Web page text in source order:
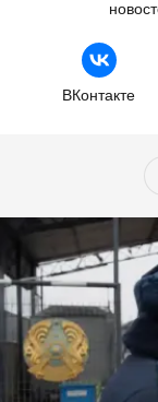
ВКонтакте